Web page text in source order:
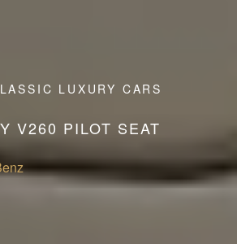
LUXURY CARS
V260 PILOT SEAT